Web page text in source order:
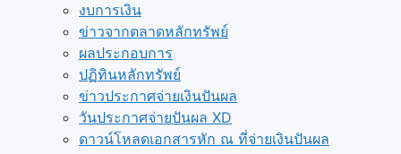
งบการเงิน
ข่าวจากตลาดหลักทรัพย์
ผลประกอบการ
ปฏิทินหลักทรัพย์
ข่าวประกาศจ่ายเงินปันผล
วันประกาศจ่ายปันผล XD
ดาวน์โหลดเอกสารหัก ณ ที่จ่ายเงินปันผล